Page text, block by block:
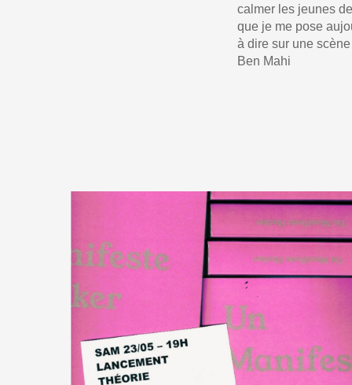
calmer les jeunes
que je me pose
à dire sur une
Ben Mahi